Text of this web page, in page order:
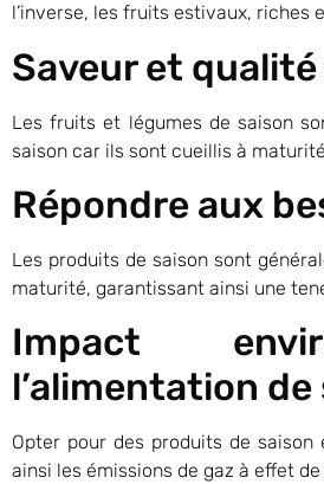
l’inverse, les fruits estivaux, riches
Saveur et
Les fruits et légumes de saison
saison car ils sont cueillis à
Répondre aux
Les produits de saison sont
maturité, garantissant ainsi une
Impact
l’alimentation de
Opter pour des produits de
ainsi les émissions de gaz à effet